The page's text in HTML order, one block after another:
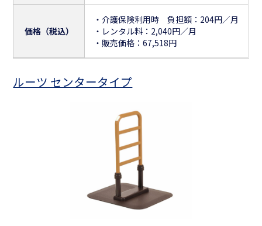
価格（税込）
・介護保険利用時 負担額：204円／月
・レンタル料：2,040円／月
・販売価格：67,518円
ルーツ センタータイプ